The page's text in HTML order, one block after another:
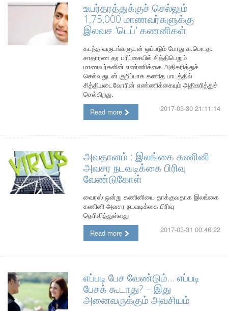
உயர்தரத்துக்குச் செல்லும்
1,75,000 மாணவர்களுக்கு
இலவச 'டெப்' கணனிகள்
கடந்த வருடங்களுடன் ஒப்படும் போது க.பொ.த.
சாதாரண தர பரீட்சையில் சித்திபெறும்
மாணவர்களின் எண்ணிக்கை அதிகரித்துச்
செல்வதுடன் குறிப்பாக கணித பாடத்தில்
சித்தியடைவோரின் எண்ணிக்கையும் அதிகரித்துச்
செல்கிறது.
Read more
2017-03-30 21:11:14
அவதானம் : இலங்கை கணினி
அவசர நடவடிக்கை பிரிவு
வேண்டுகோள்
வைரஸ் ஒன்று கணினியை தாக்குவதாக இலங்கை
கணினி அவசர நடவடிக்கை பிரிவு
தெரிவித்துள்ளது
Read more
2017-03-31 00:46:22
எப்படி பேச வேண்டும்… எப்படி
பேசக் கூடாது? – இது
அனைவருக்கும் அவசியம்